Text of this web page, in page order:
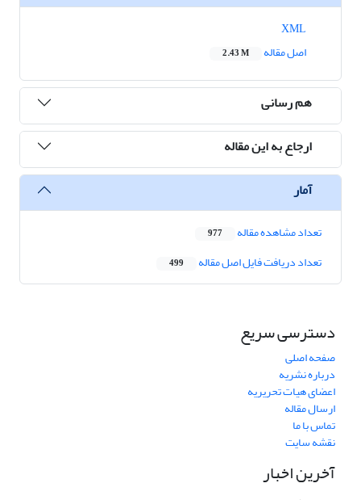
اصل مقاله
2.43 M
هم رسانی
ارجاع به این مقاله
آمار
تعداد مشاهده مقاله 977
تعداد دریافت فایل اصل مقاله 499
دسترسی سریع
صفحه اصلی
درباره نشریه
اعضای هیات تحریریه
ارسال مقاله
تماس با ما
نقشه سایت
آخرین اخبار